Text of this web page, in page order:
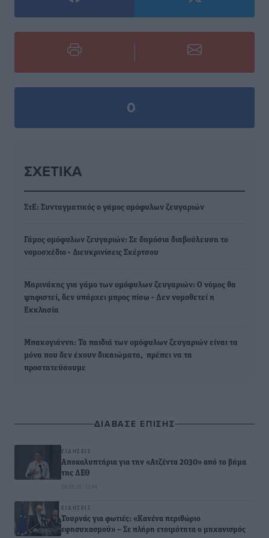
0
ΣΧΕΤΙΚΆ
ΣτΕ: Συνταγματικός ο γάμος ομόφυλων ζευγαριών
Γάμος ομόφυλων ζευγαριών: Σε δημόσια διαβούλευση το
νομοσχέδιο - Διευκρινίσεις Σκέρτσου
Μαρινάκης για γάμο των ομόφυλων ζευγαριών: Ο νόμος θα
ψηφιστεί, δεν υπάρχει μπρος πίσω - Δεν νομοθετεί η
Εκκλησία
Μπακογιάννη: Τα παιδιά των ομόφυλων ζευγαριών είναι τα
μόνα που δεν έχουν δικαιώματα, πρέπει να τα
προστατεύσουμε
ΔΙΑΒΑΣΕ ΕΠΙΣΗΣ
ΕΙΔΉΣΕΙΣ
Αποκαλυπτήρια για την «Ατζέντα 2030» από το βήμα
της ΔΕΘ
09.08.26 · 13:44
ΕΙΔΉΣΕΙΣ
Τουρνάς για φωτιές: «Κανένα περιθώριο
εφησυχασμού» – Σε πλήρη ετοιμότητα ο μηχανισμός